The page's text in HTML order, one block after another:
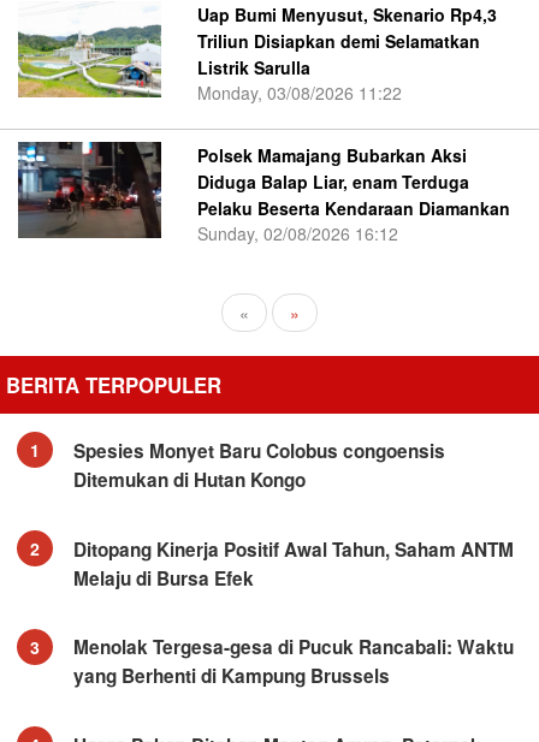
Uap Bumi Menyusut, Skenario Rp4,3
Triliun Disiapkan demi Selamatkan
Listrik Sarulla
Monday, 03/08/2026 11:22
Polsek Mamajang Bubarkan Aksi
Diduga Balap Liar, enam Terduga
Pelaku Beserta Kendaraan Diamankan
Sunday, 02/08/2026 16:12
« »
BERITA TERPOPULER
1
Spesies Monyet Baru Colobus congoensis
Ditemukan di Hutan Kongo
2
Ditopang Kinerja Positif Awal Tahun, Saham ANTM
Melaju di Bursa Efek
3
Menolak Tergesa-gesa di Pucuk Rancabali: Waktu
yang Berhenti di Kampung Brussels